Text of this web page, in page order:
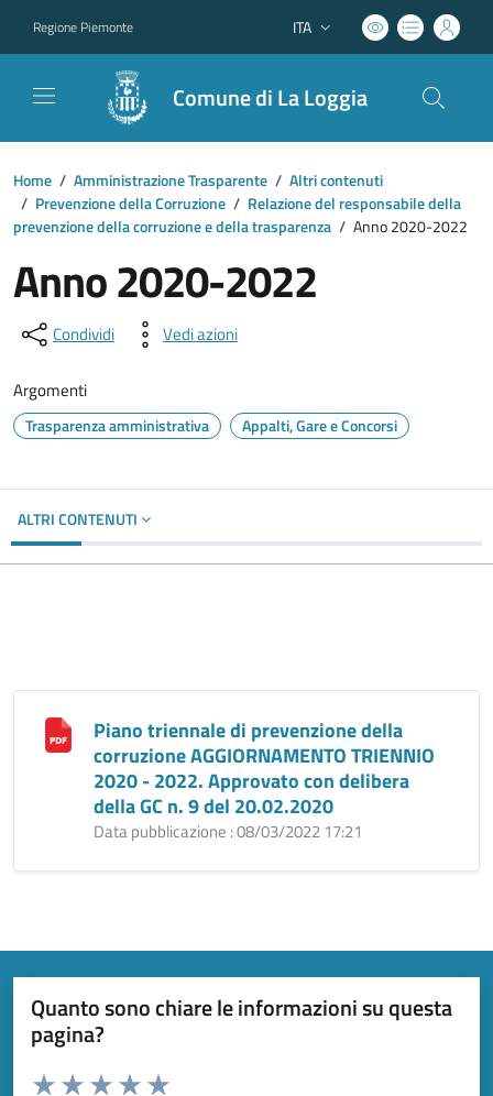
Regione Piemonte Lingua attiva:
ITA
Comune di La Loggia
Home / Amministrazione Trasparente / Altri contenuti
/ Prevenzione della Corruzione / Relazione del responsabile della
prevenzione della corruzione e della trasparenza / Anno 2020-2022
Anno 2020-2022
Condividi Vedi azioni
Argomenti
Trasparenza amministrativa Appalti, Gare e Concorsi
ALTRI CONTENUTI
Piano triennale di prevenzione della
corruzione AGGIORNAMENTO TRIENNIO
2020 - 2022. Approvato con delibera
della GC n. 9 del 20.02.2020
Data pubblicazione : 08/03/2022 17:21
Quanto sono chiare le informazioni su questa
pagina?
Valuta da 1 a 5 stelle la pagina